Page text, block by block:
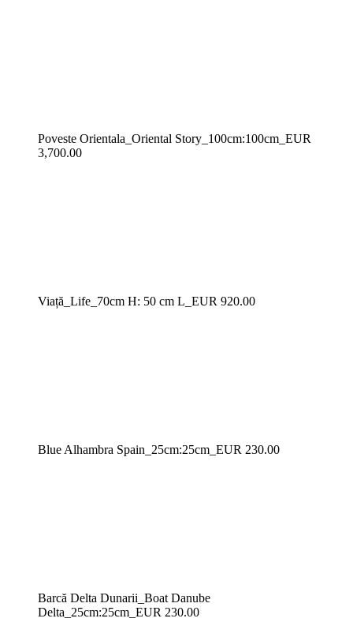
Poveste Orientala_Oriental Story_100cm:100cm_EUR
3,700.00
Viață_Life_70cm H: 50 cm L_EUR 920.00
Blue Alhambra Spain_25cm:25cm_EUR 230.00
Barcă Delta Dunarii_Boat Danube
Delta_25cm:25cm_EUR 230.00